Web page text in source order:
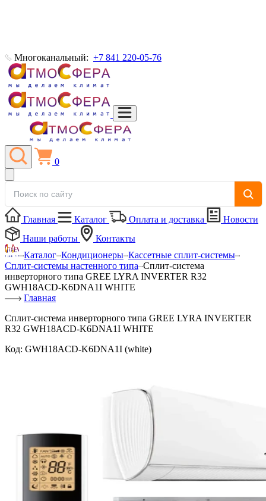
Многоканальный: +7 841 220-05-76
0
Главная Каталог Оплата и доставка
Новости
Наши работы
Контакты
Каталог Кондиционеры Кассетные сплит-системы
Сплит-системы настенного типа Сплит-система
инверторного типа GREE LYRA INVERTER R32
GWH18ACD-K6DNA1I WHITE
Главная
Сплит-система инверторного типа GREE LYRA INVERTER
R32 GWH18ACD-K6DNA1I WHITE
Код: GWH18ACD-K6DNA1I (white)